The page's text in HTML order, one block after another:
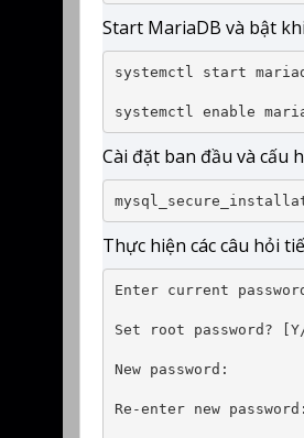
Start MariaDB và bật
systemctl start
systemctl enable
Cài đặt ban đầu và cấu
Thực hiện các câu hỏi
Enter current
Set root password?
New password:
Re-enter new password: